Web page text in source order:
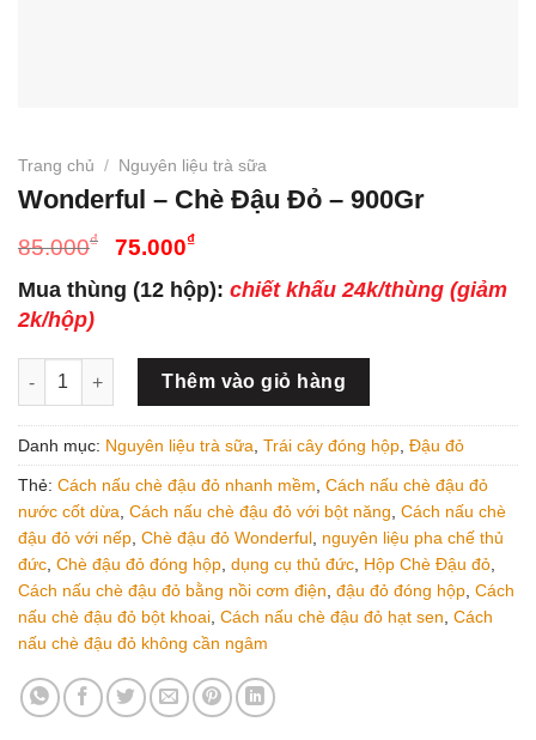
Trang chủ / Nguyên liệu trà sữa
Wonderful – Chè Đậu Đỏ – 900Gr
85.000₫
Giá
là:
75.000₫Giá
tại
75.000₫.
Mua thùng (12 hộp): chiết khấu 24k/thùng (giảm
2k/hộp)
Wonderful - Chè Đậu Đỏ - 900Gr số lượng
Thêm vào giỏ hàng
Danh mục: Nguyên liệu trà sữa Trái cây đóng hộp Đậu đỏ
Thẻ: Cách nấu chè đậu đỏ nhanh mềm Cách nấu chè đậu đỏ
nước cốt dừa Cách nấu chè đậu đỏ với bột năng Cách nấu chè
đậu đỏ với nếp Chè đậu đỏ Wonderful nguyên liệu pha chế thủ
đức Chè đậu đỏ đóng hộp dụng cụ thủ đức Hộp Chè Đậu đỏ
Cách nấu chè đậu đỏ bằng nồi cơm điện đậu đỏ đóng hộp Cách
nấu chè đậu đỏ bột khoai Cách nấu chè đậu đỏ hạt sen Cách
nấu chè đậu đỏ không cần ngâm